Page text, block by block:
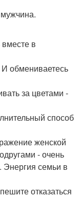
в
обмениваетесь
за цветами -
способ
женской
- очень
Энергия семьи в
отказаться